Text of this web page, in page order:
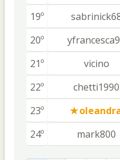
19º
20º
21º
vicino
22º
chetti1990
23º
24º
mark800